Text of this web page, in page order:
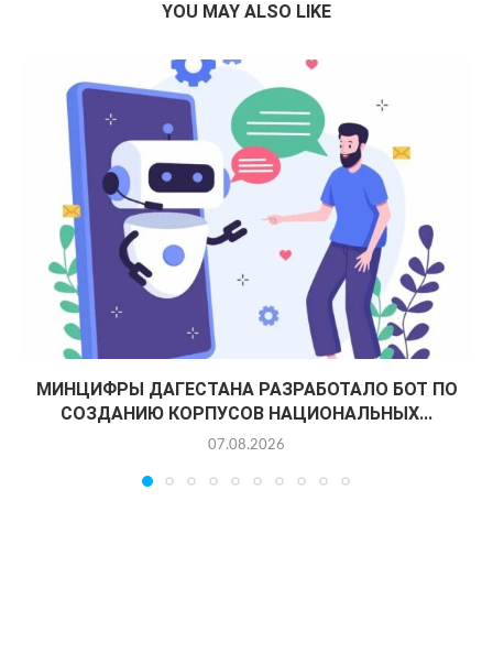
YOU MAY ALSO LIKE
МИНЦИФРЫ ДАГЕСТАНА РАЗРАБОТАЛО БОТ ПО
СОЗДАНИЮ КОРПУСОВ НАЦИОНАЛЬНЫХ...
07.08.2026